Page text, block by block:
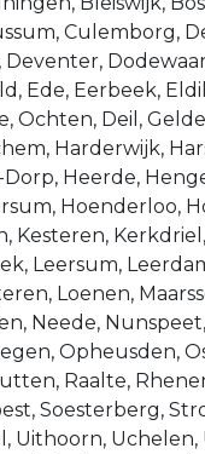
Culemborg,
Deventer,
Ede, Eerbeek,
Ochten, Deil,
Harderwijk,
Heerde,
Hoenderloo,
Kesteren, Kerkdriel,
Leersum,
Loenen,
Neede,
Opheusden,
Raalte,
Soesterberg,
Uithoorn,